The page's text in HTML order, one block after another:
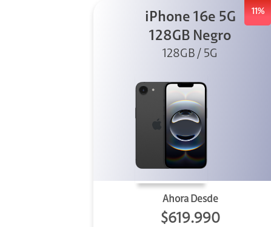
11%
iPhone 16e 5G
128GB Negro
128GB / 5G
Ahora Desde
$619.990